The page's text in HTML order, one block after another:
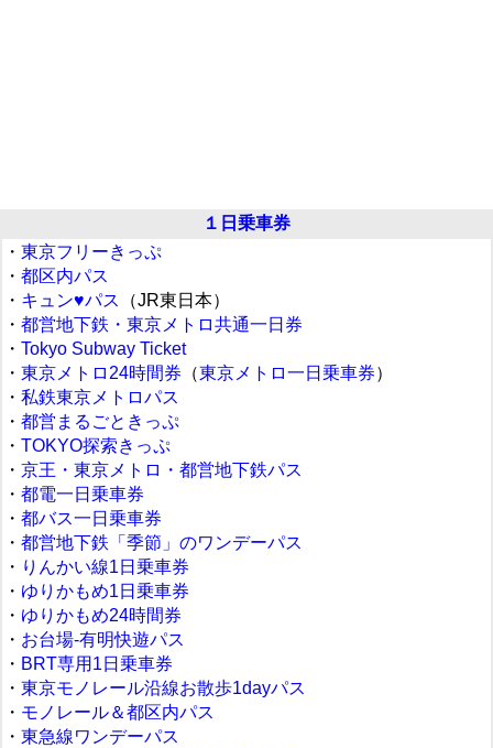
１日乗車券
・ 東京フリーきっぷ
・ 都区内パス
・ キュン♥パス
（JR東日本）
・ 都営地下鉄・東京メトロ共通一日券
・ Tokyo Subway Ticket
・ 東京メトロ24時間券 （東京メトロ一日乗車券）
・ 私鉄東京メトロパス
・ 都営まるごときっぷ
・ TOKYO探索きっぷ
・ 京王・東京メトロ・都営地下鉄パス
・ 都電一日乗車券
・ 都バス一日乗車券
・ 都営地下鉄「季節」のワンデーパス
・ りんかい線1日乗車券
・ ゆりかもめ1日乗車券
・ ゆりかもめ24時間券
・ お台場‐有明快遊パス
・ BRT専用1日乗車券
・ 東京モノレール沿線お散歩1dayパス
・ モノレール＆都区内パス
・ 東急線ワンデーパス